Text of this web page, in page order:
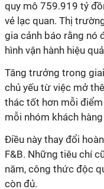
quy mô 759.919 tỷ
vẻ lạc quan. Thị
gia cảnh báo rằng nó
chủ yếu từ việc mở
thác tốt hơn mỗi điểm
F&B. Những tiêu chí
năm, công thức độc